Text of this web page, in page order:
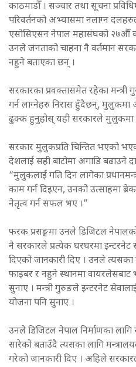
काठमाडौँ । सञ्चार तथा सूचना
परिवर्तनको अभ्यासमा नलाग्न
एसोसिएसन नेपाल महासंघको २७औँ
उनले जनताको चाहना नै वर्तमान
नहुने बताएका छन् ।
सरकारका प्रवक्तासमेत रहेका
गर्न लाग्नेहरु निरास हुँदैछन्, मुलुकमा
ढुक्क हुनुहोस् यही सरकारले मुलुकमा
सरकार मुलुकप्रति चिन्तित भएको
देशलाई सही बाटोमा अगाडि बढाउने
“मुलुकलाई गति दिन लागेका
काम गर्न दिइएन, उनको उत्साहमा
नेतृत्व गर्न सफल भए ।”
फरक प्रसङ्गमा उनले डिजिटल
नै सरकारले प्रत्येक घरघरमा इन्टरनेट
दिएको जानकारी दिए । उनले
फाइबर र नहुने स्थानमा वायरलेसबाट
सुनाए । मन्त्री गुरुङले इन्टरनेट
योजना पनि सुनाए ।
उनले डिजिटल नेपाल निर्माणका
सारेको बताउँदै त्यसका लागि
गरेको जानकारी दिए । अहिले